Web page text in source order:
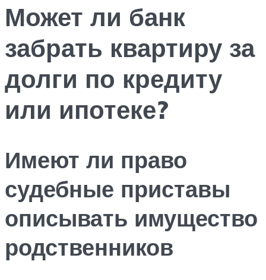
Может ли банк
забрать квартиру за
долги по кредиту
или ипотеке?
Имеют ли право
судебные приставы
описывать имущество
родственников